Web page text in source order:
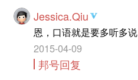
Jessica.Qiu
恩，口语就是要多听多说
2015-04-09
邦号回复